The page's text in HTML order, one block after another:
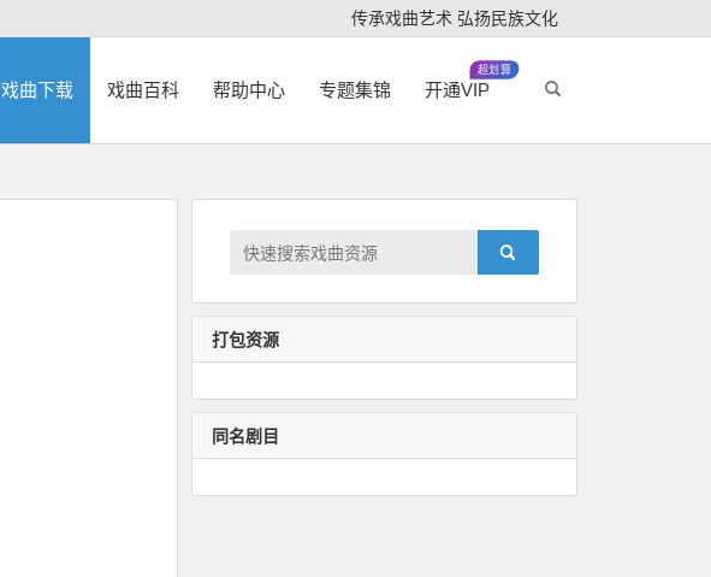
传承戏曲艺术 弘扬民族文化
戏曲下载 戏曲百科 帮助中心 专题集锦 开通VIP
超划算
打包资源
同名剧目